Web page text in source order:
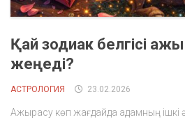
Қай зодиак белгісі
жеңеді?
АСТРОЛОГИЯ 23.02.2026
Ажырасу көп жағдайда адамның ішкі